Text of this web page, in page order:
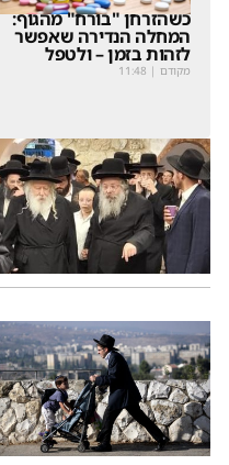
כשהזרחן "בורח" מהגוף:
המחלה הנדירה שאפשר
לזהות בזמן – ולטפל
מקודם |
11:48